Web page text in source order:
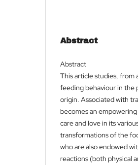
Abstract
Abstract
This article studies,
feeding behaviour in the
origin. Associated with
becomes an
care and love in its
transformations of the
who are also endowed
reactions (both physical